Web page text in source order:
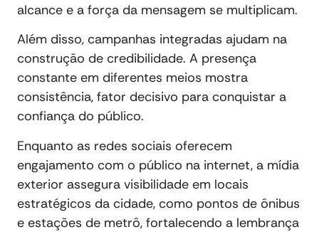
alcance e a força da mensagem se multiplicam.
Além disso, campanhas integradas ajudam na
construção de credibilidade. A presença
constante em diferentes meios mostra
consistência, fator decisivo para conquistar a
confiança do público.
Enquanto as redes sociais oferecem
engajamento com o público na internet, a mídia
exterior assegura visibilidade em locais
estratégicos da cidade, como pontos de ônibus
e estações de metrô, fortalecendo a lembrança